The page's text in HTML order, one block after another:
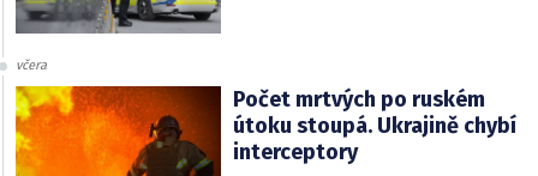
včera
Počet mrtvých po ruském
útoku stoupá. Ukrajině chybí
interceptory